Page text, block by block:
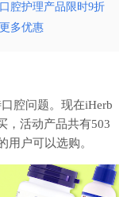
腔护理产品限时9折
多优惠
腔问题。现在iHerb
，活动产品共有503
用户可以选购。